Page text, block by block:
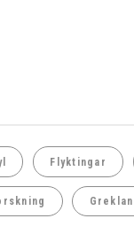
Flyktingar